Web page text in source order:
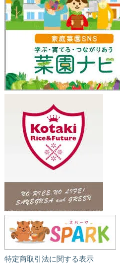
特定商取引法に関する表示